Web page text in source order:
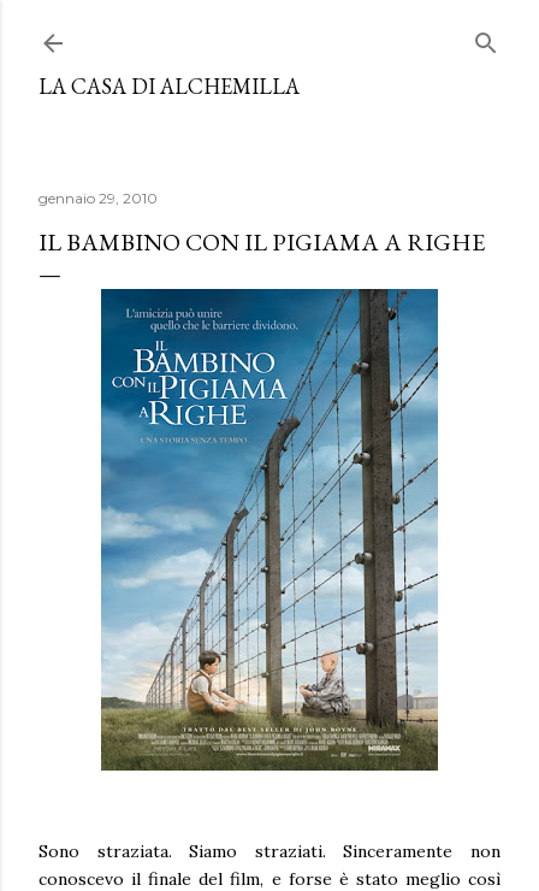
LA CASA DI ALCHEMILLA
gennaio 29, 2010
IL BAMBINO CON IL PIGIAMA A RIGHE
Sono straziata. Siamo straziati. Sinceramente non
conoscevo il finale del film, e forse è stato meglio così